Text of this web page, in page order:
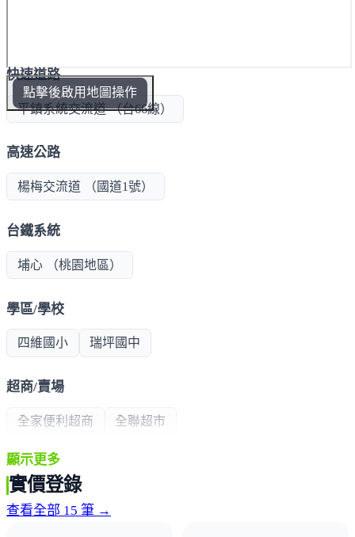
點擊後啟用地圖操作
快速道路
平鎮系統交流道 （台66線）
高速公路
楊梅交流道 （國道1號）
台鐵系統
埔心 （桃園地區）
學區/學校
四維國小 瑞坪國中
超商/賣場
全家便利超商 全聯超市
熱門商圈
顯示更多
實價登錄
查看全部 15 筆 →